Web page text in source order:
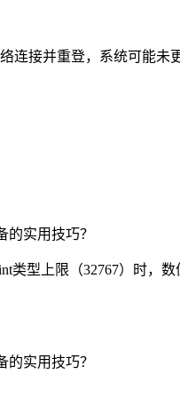
接并重登，系统可能未
型上限（32767）时，